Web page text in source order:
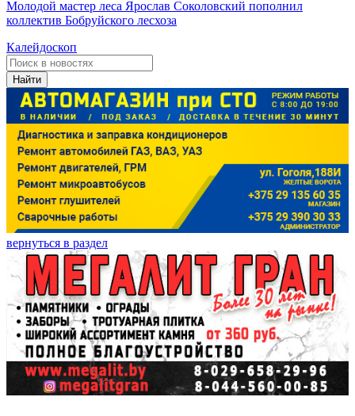
Молодой мастер леса Ярослав Соколовский пополнил
коллектив Бобруйского лесхоза
Калейдоскоп
Найти
вернуться в раздел